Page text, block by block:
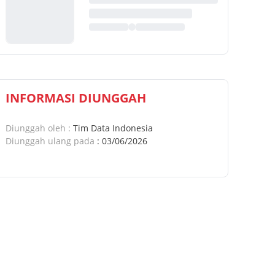
INFORMASI DIUNGGAH
Diunggah oleh : Tim Data Indonesia
Diunggah ulang pada : 03/06/2026